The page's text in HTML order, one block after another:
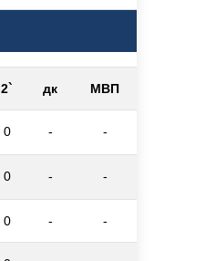
2` дк МВП
0 - -
0 - -
0 - -